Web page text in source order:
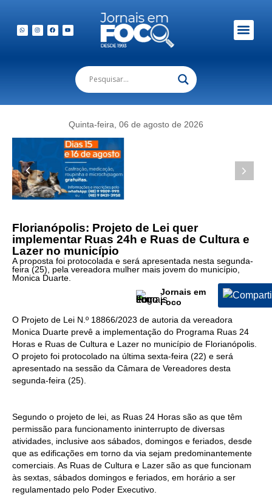
Quinta-feira, 06 de agosto de 2026
Florianópolis: Projeto de Lei quer
implementar Ruas 24h e Ruas de Cultura e
Lazer no município
A proposta foi protocolada e será apresentada nesta segunda-
feira (25), pela vereadora mulher mais jovem do município,
Monica Duarte.
Jornais em
Foco
O Projeto de Lei N.º 18866/2023 de autoria da vereadora
Monica Duarte prevê a implementação do Programa Ruas 24
Horas e Ruas de Cultura e Lazer no município de Florianópolis.
O projeto foi protocolado na última sexta-feira (22) e será
apresentado na sessão da Câmara de Vereadores desta
segunda-feira (25).
Segundo o projeto de lei, as Ruas 24 Horas são as que têm
permissão para funcionamento ininterrupto de diversas
atividades, inclusive aos sábados, domingos e feriados, desde
que as edificações em torno da via sejam predominantemente
comerciais. As Ruas de Cultura e Lazer são as que funcionam
às sextas, sábados domingos e feriados, em horário a ser
regulamentado pelo Poder Executivo.